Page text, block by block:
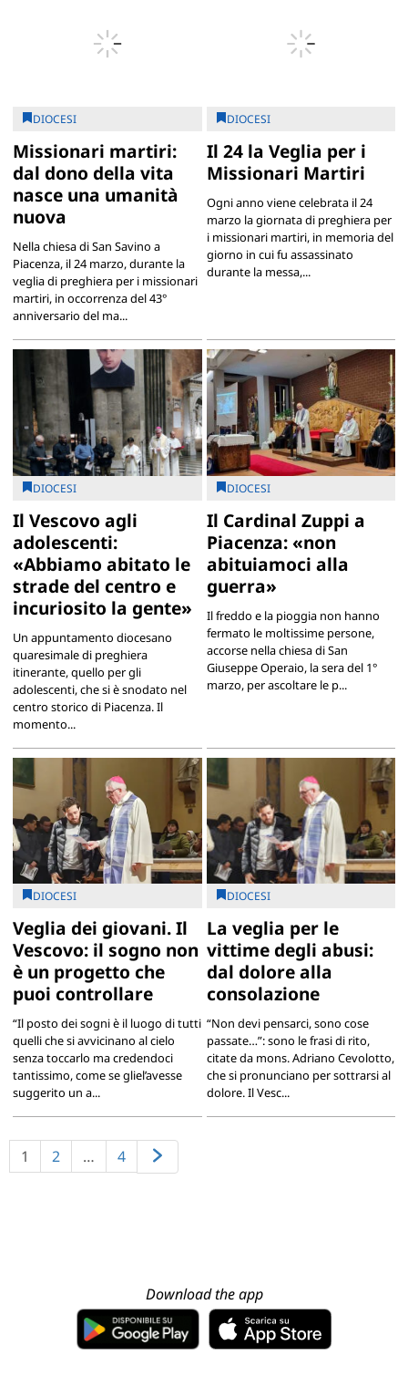
DIOCESI
Missionari martiri:
dal dono della vita
nasce una umanità
nuova
Nella chiesa di San Savino a
Piacenza, il 24 marzo, durante la
veglia di preghiera per i missionari
martiri, in occorrenza del 43°
anniversario del ma...
DIOCESI
Il 24 la Veglia per i
Missionari Martiri
Ogni anno viene celebrata il 24
marzo la giornata di preghiera per
i missionari martiri, in memoria del
giorno in cui fu assassinato
durante la messa,...
DIOCESI
Il Vescovo agli
adolescenti:
«Abbiamo abitato le
strade del centro e
incuriosito la gente»
Un appuntamento diocesano
quaresimale di preghiera
itinerante, quello per gli
adolescenti, che si è snodato nel
centro storico di Piacenza. Il
momento...
DIOCESI
Il Cardinal Zuppi a
Piacenza: «non
abituiamoci alla
guerra»
Il freddo e la pioggia non hanno
fermato le moltissime persone,
accorse nella chiesa di San
Giuseppe Operaio, la sera del 1°
marzo, per ascoltare le p...
DIOCESI
Veglia dei giovani. Il
Vescovo: il sogno non
è un progetto che
puoi controllare
“Il posto dei sogni è il luogo di tutti
quelli che si avvicinano al cielo
senza toccarlo ma credendoci
tantissimo, come se gliel’avesse
suggerito un a...
DIOCESI
La veglia per le
vittime degli abusi:
dal dolore alla
consolazione
“Non devi pensarci, sono cose
passate…”: sono le frasi di rito,
citate da mons. Adriano Cevolotto,
che si pronunciano per sottrarsi al
dolore. Il Vesc...
1 2 … 4
Download the app